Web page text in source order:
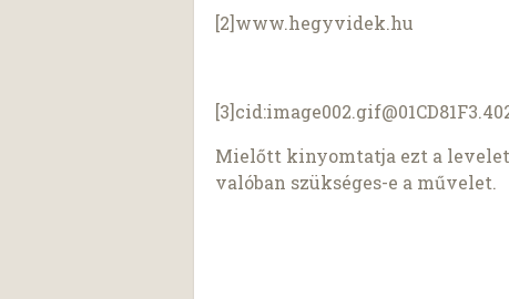
[2]www.hegyvidek.hu
[3]cid:
Mielőtt kinyomtatja ezt a
valóban szükséges-e a művelet.